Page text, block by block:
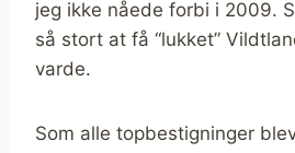
jeg ikke nåede forbi i 2009.
så stort at få “lukket”
varde.
Som alle topbestigninger